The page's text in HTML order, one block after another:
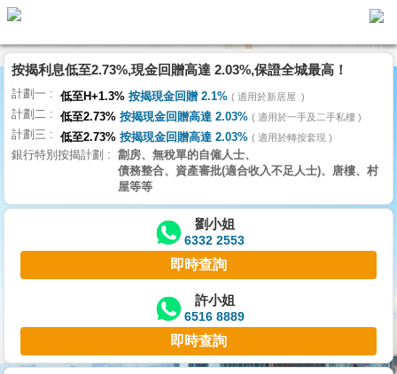
代
理
主
頁
搵
樓/
交
業
主
宅
按揭利息低至2.73%,現金回贈高達 2.03%,保證全城最高！
計劃一 低至H+1.3% 按揭現金回贈 2.1% 適用於新居屋
計劃二 低至2.73% 按揭現金回贈高達 2.03% 適用於一手及二手私樓
計劃三 低至2.73% 按揭現金回贈高達 2.03% 適用於轉按套現
銀行特別按揭計劃
劏房、無稅單的自僱人士、
債務整合、資產審批(適合收入不足人士)、唐樓、村
屋等等
劉小姐
6332 2553
即時查詢
許小姐
6516 8889
即時查詢